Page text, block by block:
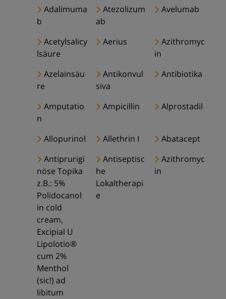
Adalimuma
b
Atezolizum
ab
Avelumab
Acetylsalicy
lsäure
Aerius
Azithromyc
in
Azelainsäu
re
Antikonvul
siva
Antibiotika
Amputatio
n
Ampicillin Alprostadil
Allopurinol Allethrin I
Abatacept
Antiprurigi
nöse Topika
z.B.: 5%
Polidocanol
in cold
cream,
Excipial U
Lipolotio®
cum 2%
Menthol
(sic!) ad
libitum
Antiseptisc
he
Lokaltherapi
e
Azithromyc
in